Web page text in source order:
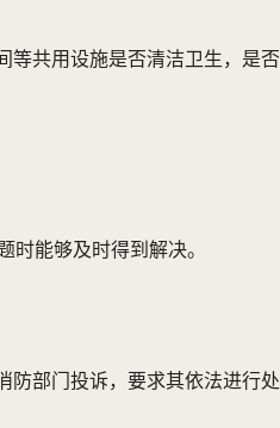
等共用设施是否清洁卫生，是否
能够及时得到解决。
防部门投诉，要求其依法进行处